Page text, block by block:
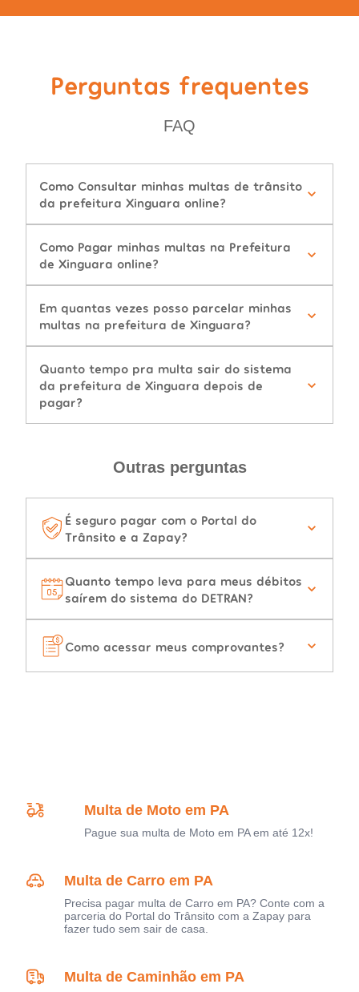
Perguntas frequentes
FAQ
Como Consultar minhas multas de trânsito
da prefeitura Xinguara online?
Como Pagar minhas multas na Prefeitura
de Xinguara online?
Em quantas vezes posso parcelar minhas
multas na prefeitura de Xinguara?
Quanto tempo pra multa sair do sistema
da prefeitura de Xinguara depois de
pagar?
Outras perguntas
É seguro pagar com o Portal do
Trânsito e a Zapay?
Quanto tempo leva para meus débitos
saírem do sistema do DETRAN?
Como acessar meus comprovantes?
Multa de Moto em PA
Pague sua multa de Moto em PA em até 12x!
Multa de Carro em PA
Precisa pagar multa de Carro em PA? Conte com a
parceria do Portal do Trânsito com a Zapay para
fazer tudo sem sair de casa.
Multa de Caminhão em PA